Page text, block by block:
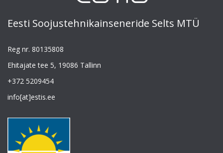
Eesti Soojustehnikainseneride Selts MTÜ
Reg nr. 80135808
Ehitajate tee 5, 19086 Tallinn
+372 5209454
info[at]estis.ee